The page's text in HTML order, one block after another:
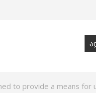
to provide a means for